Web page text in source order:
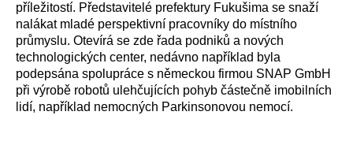
příležitostí. Představitelé prefektury Fukušima se snaží
nalákat mladé perspektivní pracovníky do místního
průmyslu. Otevírá se zde řada podniků a nových
technologických center, nedávno například byla
podepsána spolupráce s německou firmou SNAP GmbH
při výrobě robotů ulehčujících pohyb částečně imobilních
lidí, například nemocných Parkinsonovou nemocí.